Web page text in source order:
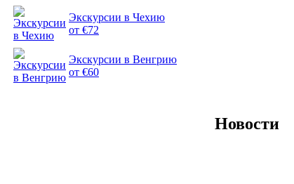
Экскурсии в Чехию
от €72
Экскурсии в Венгрию
от €60
Новости